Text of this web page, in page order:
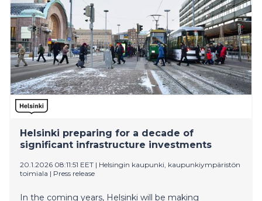
Helsinki preparing for a decade of
significant infrastructure investments
20.1.2026 08:11:51 EET | Helsingin kaupunki, kaupunkiympäristön
toimiala | Press release
In the coming years, Helsinki will be making